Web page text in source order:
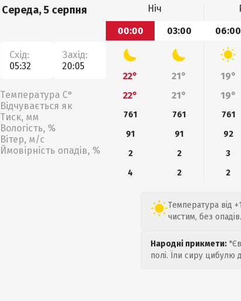
Середа, 5 серпня
Схід:
05:32
Захід:
20:05
Температура С°
Відчувається як
Тиск, мм
Вологість, %
Вітер, м/с
Ймовірність опадів, %
Ніч
00:00
03:00 06:00
22° 21° 19°
22°
21° 19°
761 761 761
91
91 92
2
2 3
4
2 2
Температура від
чистим, без опадів.
Народні прикмети:
полі. Їли сиру цибулю